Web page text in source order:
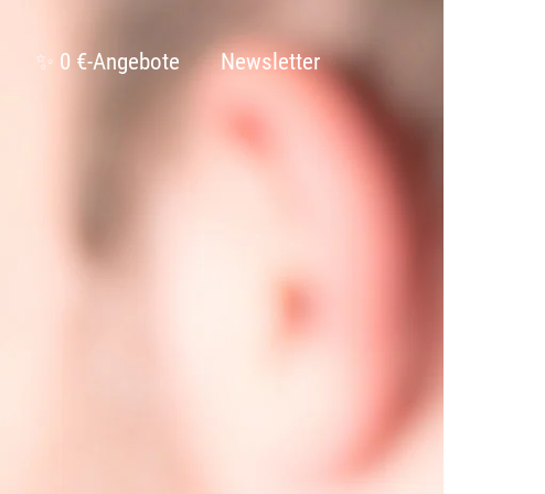
✨ 0 €-Angebote Newsletter